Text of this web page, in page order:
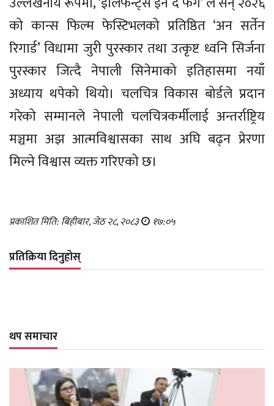
को कान्स फिल्म फेस्टिभलको प्रतिष्ठित ‘अन सर्तेन
रिगार्ड’ विधामा जुरी पुरस्कार तथा उत्कृष्ट ध्वनि सिर्जना
पुरस्कार जित्दै नेपाली सिनेमाको इतिहासमा नयाँ
अध्याय थपेको थियो। चलचित्र विकास बोर्डले प्रदान
गरेको सम्मानले नेपाली चलचित्रकर्मीलाई अन्तर्राष्ट्रिय
मञ्चमा अझ आत्मविश्वासका साथ अघि बढ्न प्रेरणा
मिल्ने विश्वास व्यक्त गरिएको छ।
प्रकाशित मिति: बिहीबार, जेठ २८, २०८३ १७:०५
प्रतिक्रिया दिनुहोस्
थप समाचार